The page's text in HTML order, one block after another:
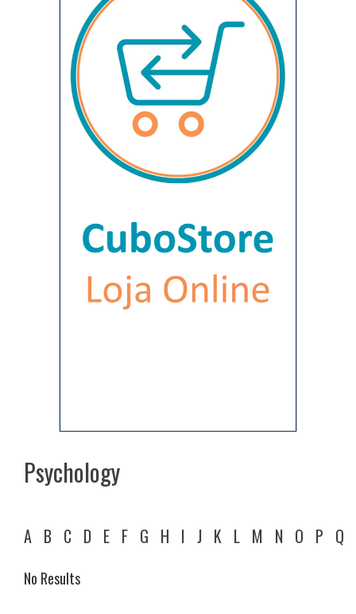
Psychology
A B C D E F G H I J K L M N O P Q
No Results